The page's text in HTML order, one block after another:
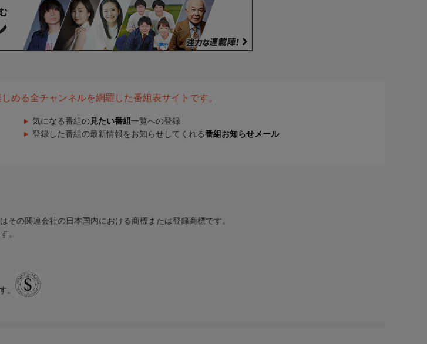
める全チャンネルを網羅した番組表サイトです。
気になる番組の 見たい番組 一覧への登録
登録した番組の最新情報をお知らせしてくれる番組お知らせメール
その関連会社の日本国内における商標または登録商標です。
。
。